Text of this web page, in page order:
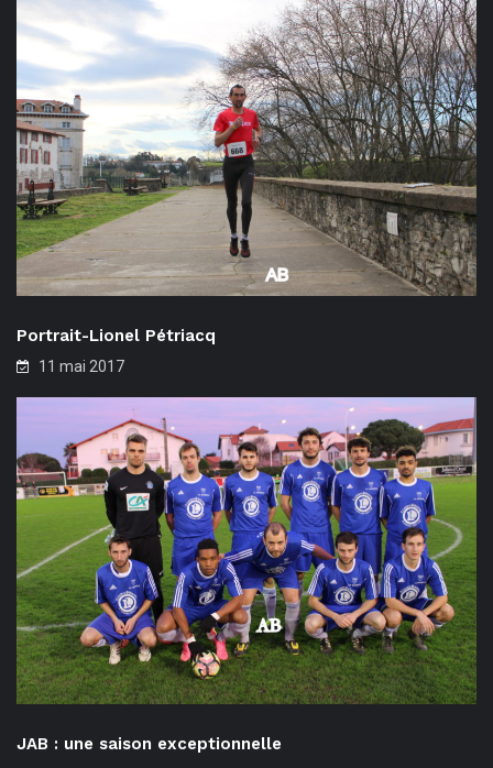
Portrait-Lionel Pétriacq
11 mai 2017
JAB : une saison exceptionnelle